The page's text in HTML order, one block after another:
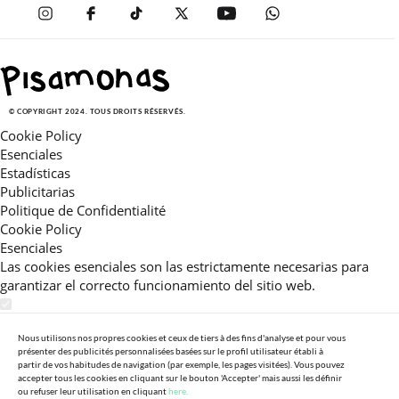
© COPYRIGHT 2024. TOUS DROITS RÉSERVÉS.
Cookie Policy
Esenciales
Estadísticas
Publicitarias
Politique de Confidentialité
Cookie Policy
Esenciales
Las cookies esenciales son las estrictamente necesarias para
garantizar el correcto funcionamiento del sitio web.
Estas cookies nos permiten ofrecerle una experiencia en el sitio
adaptada a su navegación (recomendaciones de producto
personalizadas, énfasis en categorías frecuentemente
consultadas, etc).Al activar esta cookie, nos ayuda a mejorar aún
Nous utilisons nos propres cookies et ceux de tiers à des fins d'analyse et pour vous
présenter des publicités personnalisées basées sur le profil utilisateur établi à
partir de vos habitudes de navigation (par exemple, les pages visitées). Vous pouvez
accepter tous les cookies en cliquant sur le bouton 'Accepter' mais aussi les définir
ou refuser leur utilisation en cliquanthere.